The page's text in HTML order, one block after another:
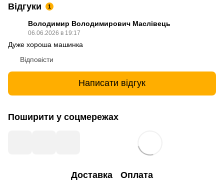
Відгуки 1
Володимир Володимирович Маслівець
06.06.2026 в 19:17
Дуже хороша машинка
Відповісти
Написати відгук
Поширити у соцмережах
Доставка Оплата